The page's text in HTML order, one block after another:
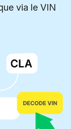
via le VIN